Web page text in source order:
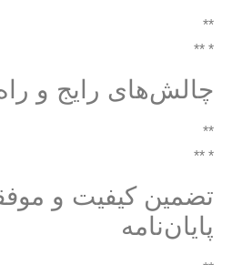
**
* **
چالش‌های رایج و
**
* **
تضمین کیفیت و
پایان‌نامه